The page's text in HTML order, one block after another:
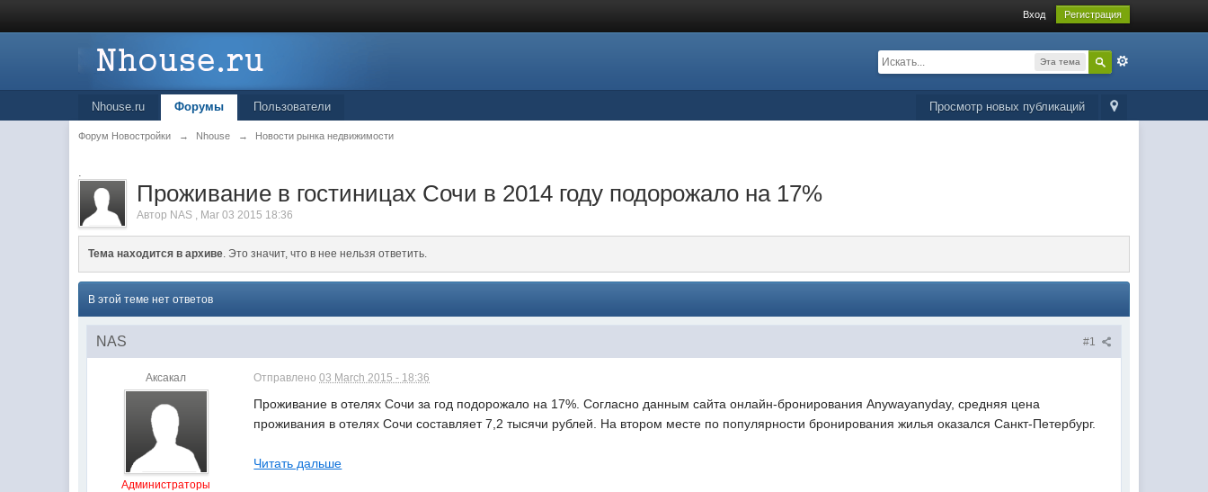
Вход Регистрация
Эта тема
Просмотр новых публикаций
Nhouse.ru Форумы Пользователи
Форум Новостройки → Nhouse → Новости рынка недвижимости
.
Проживание в гостиницах Сочи в 2014 году подорожало на 17%
Автор NAS , Mar 03 2015 18:36
Тема находится в архиве. Это значит, что в нее нельзя ответить.
В этой теме нет ответов
#1
NAS
Аксакал
Администраторы
Отправлено03 March 2015 - 18:36
Проживание в отелях Сочи за год подорожало на 17%. Согласно данным сайта онлайн-бронирования Anywayanyday, средняя цена
проживания в отелях Сочи составляет 7,2 тысячи рублей. На втором месте по популярности бронирования жилья оказался Санкт-Петербург.
Читать дальше